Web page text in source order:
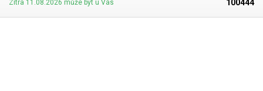
Zítra 11.08.2026 může být u Vás
100444